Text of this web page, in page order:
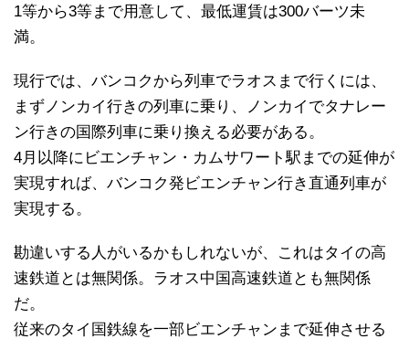
1等から3等まで用意して、最低運賃は300バーツ未
満。
現行では、バンコクから列車でラオスまで行くには、
まずノンカイ行きの列車に乗り、ノンカイでタナレー
ン行きの国際列車に乗り換える必要がある。
4月以降にビエンチャン・カムサワート駅までの延伸が
実現すれば、バンコク発ビエンチャン行き直通列車が
実現する。
勘違いする人がいるかもしれないが、これはタイの高
速鉄道とは無関係。ラオス中国高速鉄道とも無関係
だ。
従来のタイ国鉄線を一部ビエンチャンまで延伸させる